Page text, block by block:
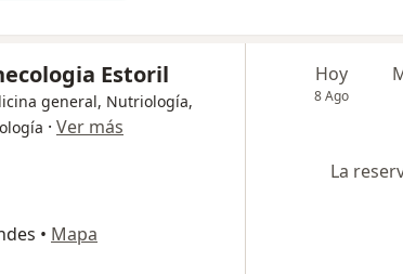
Estoril
general, Nutriología,
· Ver más
• Mapa
Hoy
8 Ago
La